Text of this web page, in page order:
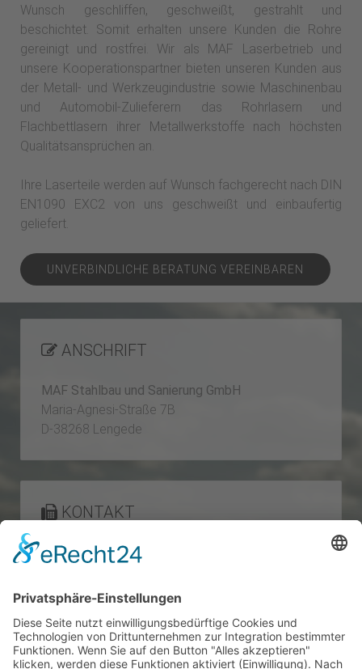
Wunsch geschliffen, geschweißt, gestrahlt und
beschichtet. Somit erhalten unsere Kunden die Rohre
gereinigt und rostfrei. Wir als MAF Laserbetrieb und
unsere Kooperationspartner bieten unseren Kunden aus
der Metall- und Werkzeugindustrie sowie Maschinenbau
und Automobil-Zulieferern das Rohrlasern und
Flachbettlasern ihrer Metallwerkstoffe nach höchsten
Qualitätsansprüchen an.
Ihre Laserteile werden auf Wunsch fachgerecht nach DIN
EN1090 EXC2 von uns geschweißt und einbaufertig
geliefert.
UNVERBINDLICHE BERATUNG VEREINBAREN
ANSCHRIFT
MAF Stahlbau und Sanierung GmbH
Maria-Agnesi-Straße 7B
D-38268 Lengede
KONTAKT
Telefon: 05344 - 8 03 79 50
E-Mail:
info@maf-gmbh.de
Internet: www.maf-gmbh.de